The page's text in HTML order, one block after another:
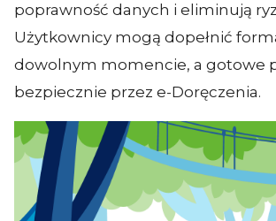
poprawność danych i eliminują
Użytkownicy mogą dopełnić
dowolnym momencie, a gotowe
bezpiecznie przez e-Doręczenia.